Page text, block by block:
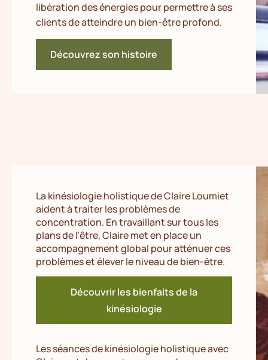
libération des énergies pour permettre à ses
clients de atteindre un bien-être profond.
Découvrez son histoire
La kinésiologie holistique de Claire Loumiet
aident à traiter les problèmes de
concentration. En travaillant sur tous les
plans de l’être, Claire met en place un
accompagnement global pour atténuer ces
problèmes et élever le niveau de bien-être.
Découvrir les bienfaits de la
kinésiologie
Les séances de kinésiologie holistique avec